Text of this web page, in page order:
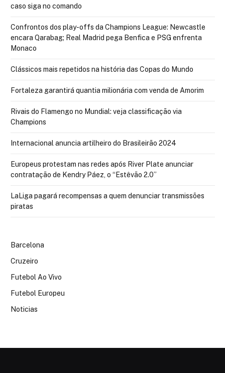
caso siga no comando
Confrontos dos play-offs da Champions League: Newcastle
encara Qarabag; Real Madrid pega Benfica e PSG enfrenta
Monaco
Clássicos mais repetidos na história das Copas do Mundo
Fortaleza garantirá quantia milionária com venda de Amorim
Rivais do Flamengo no Mundial: veja classificação via
Champions
Internacional anuncia artilheiro do Brasileirão 2024
Europeus protestam nas redes após River Plate anunciar
contratação de Kendry Páez, o “Estêvão 2.0”
LaLiga pagará recompensas a quem denunciar transmissões
piratas
Barcelona
Cruzeiro
Futebol Ao Vivo
Futebol Europeu
Noticias